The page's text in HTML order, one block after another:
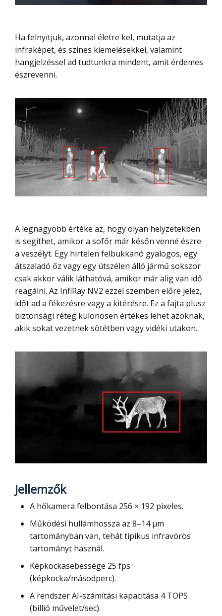
Ha felnyitjuk, azonnal életre kel, mutatja az
infraképet, és színes kiemelésekkel, valamint
hangjelzéssel ad tudtunkra mindent, amit érdemes
észrevenni.
A legnagyobb értéke az, hogy olyan helyzetekben
is segíthet, amikor a sofőr már későn venné észre
a veszélyt. Egy hirtelen felbukkanó gyalogos, egy
átszaladó őz vagy egy útszélen álló jármű sokszor
csak akkor válik láthatóvá, amikor már alig van idő
reagálni. Az InfiRay NV2 ezzel szemben előre jelez,
időt ad a fékezésre vagy a kitérésre. Ez a fajta plusz
biztonsági réteg különösen értékes lehet azoknak,
akik sokat vezetnek sötétben vagy vidéki utakon.
Jellemzők
A hőkamera felbontása 256 × 192 pixeles.
Működési hullámhossza az 8–14 µm
tartományban van, tehát tipikus infravörös
tartományt használ.
Képkockasebessége 25 fps
(képkocka/másodperc).
A rendszer AI-számítási kapacitása 4 TOPS
(billió művelet/sec).